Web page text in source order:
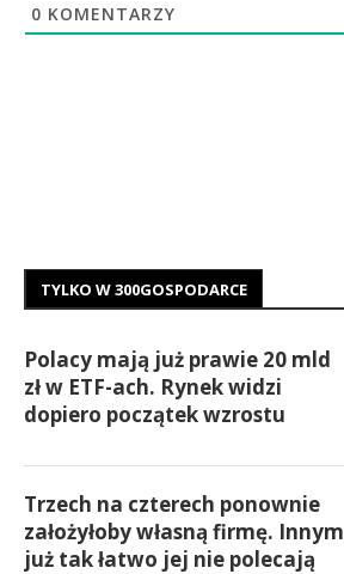
0 KOMENTARZY
TYLKO W 300GOSPODARCE
Polacy mają już prawie 20 mld
zł w ETF-ach. Rynek widzi
dopiero początek wzrostu
Trzech na czterech ponownie
założyłoby własną firmę. Innym
już tak łatwo jej nie polecają